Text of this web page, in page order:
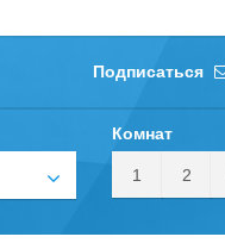
Подписаться
Комнат
1 2